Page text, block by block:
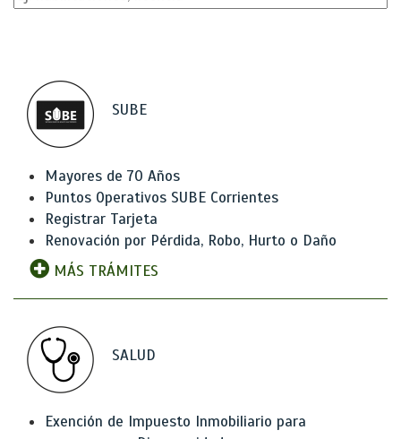
SUBE
Mayores de 70 Años
Puntos Operativos SUBE Corrientes
Registrar Tarjeta
Renovación por Pérdida, Robo, Hurto o Daño
MÁS TRÁMITES
SALUD
Exención de Impuesto Inmobiliario para